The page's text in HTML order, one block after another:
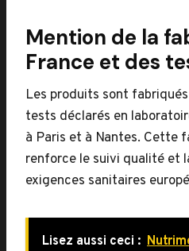
Mention de la
France et des
Les produits sont
tests déclarés en
à Paris et à Nantes. Cette
renforce le suivi qualité et
exigences sanitaires
Lisez aussi ceci :